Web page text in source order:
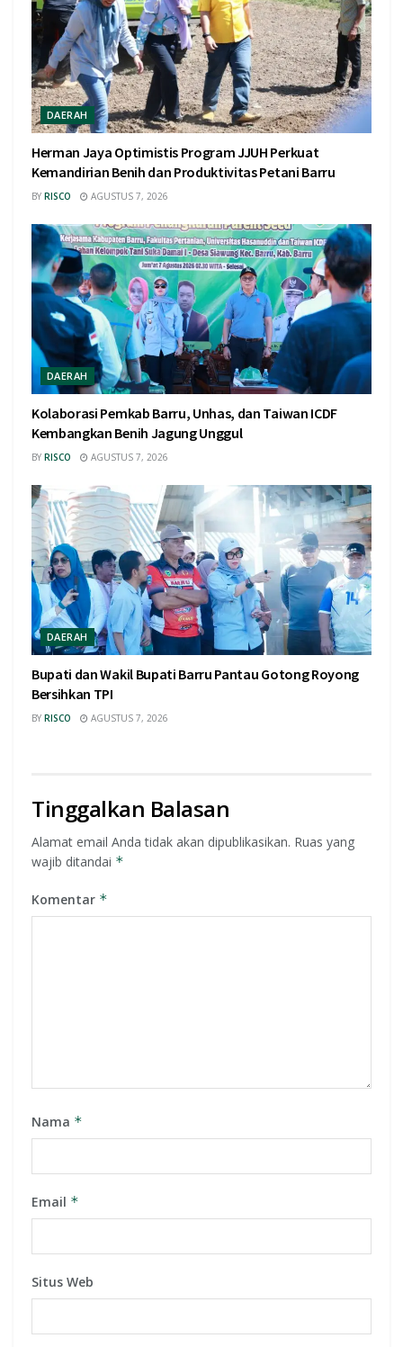
DAERAH
Herman Jaya Optimistis Program JJUH Perkuat
Kemandirian Benih dan Produktivitas Petani Barru
BY RISCO AGUSTUS 7, 2026
DAERAH
Kolaborasi Pemkab Barru, Unhas, dan Taiwan ICDF
Kembangkan Benih Jagung Unggul
BY RISCO AGUSTUS 7, 2026
DAERAH
Bupati dan Wakil Bupati Barru Pantau Gotong Royong
Bersihkan TPI
BY RISCO AGUSTUS 7, 2026
Tinggalkan Balasan
Alamat email Anda tidak akan dipublikasikan. Ruas yang
wajib ditandai *
Komentar *
Nama *
Email *
Situs Web